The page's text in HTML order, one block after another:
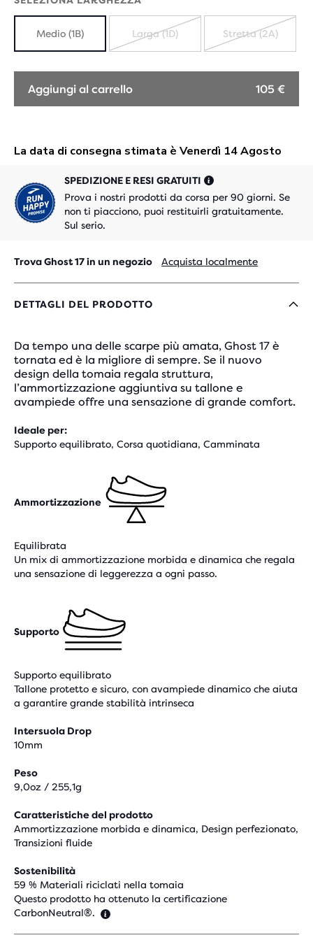
Medio (1B)
ESAURITO
Larga (1D) Stretta (2A)
Aggiungi al carrello 105 €
SPEDIZIONE E RESI GRATUITI
Prova i nostri prodotti da corsa per 90 giorni. Se
non ti piacciono, puoi restituirli gratuitamente.
Sul serio.
Trova Ghost 17 in un negozio Acquista localmente
DETTAGLI DEL PRODOTTO
Da tempo una delle scarpe più amata, Ghost 17 è
tornata ed è la migliore di sempre. Se il nuovo
design della tomaia regala struttura,
l’ammortizzazione aggiuntiva su tallone e
avampiede offre una sensazione di grande comfort.
Ideale per:
Supporto equilibrato, Corsa quotidiana, Camminata
Ammortizzazione
Equilibrata
Un mix di ammortizzazione morbida e dinamica che regala
una sensazione di leggerezza a ogni passo.
Supporto
Supporto equilibrato
Tallone protetto e sicuro, con avampiede dinamico che aiuta
a garantire grande stabilità intrinseca
Intersuola Drop
10mm
Peso
9,0oz / 255,1g
Caratteristiche del prodotto
Ammortizzazione morbida e dinamica, Design perfezionato,
Transizioni fluide
Sostenibilità
59 % Materiali riciclati nella tomaia
Questo prodotto ha ottenuto la certificazione
CarbonNeutral®.